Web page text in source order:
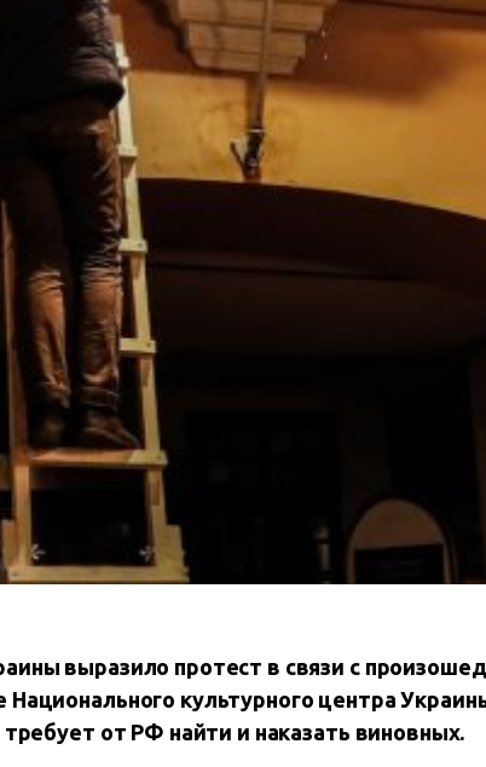
выразило протест в связи с
культурного центра
от РФ найти и наказать виновных.